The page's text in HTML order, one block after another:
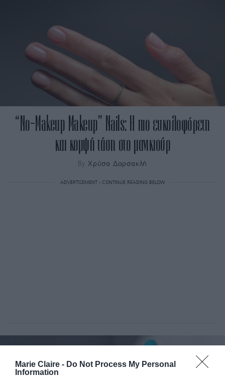
Marie Claire - Do Not Process My Personal
Information
“No-Makeup Makeup” Nails: Η πιο ευκολοφόρετη
και κομψή τάση στο μανικιούρ
ByΧρύσα Δαρσακλή
ADVERTISEMENT - CONTINUE READING BELOW